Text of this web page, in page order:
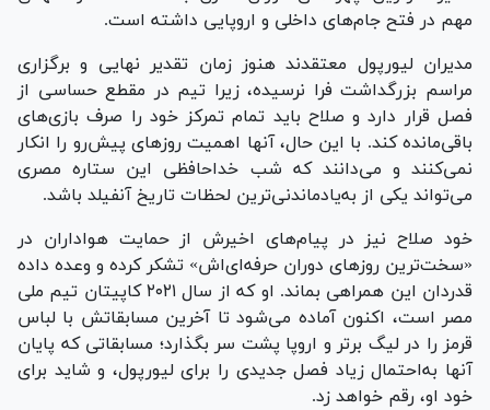
مهم در فتح جام‌های داخلی و اروپایی داشته است.
مدیران لیورپول معتقدند هنوز زمان تقدیر نهایی و برگزاری
مراسم بزرگداشت فرا نرسیده، زیرا تیم در مقطع حساسی از
فصل قرار دارد و صلاح باید تمام تمرکز خود را صرف بازی‌های
باقی‌مانده کند. با این حال، آنها اهمیت روز‌های پیش‌رو را انکار
نمی‌کنند و می‌دانند که شب خداحافظی این ستاره مصری
می‌تواند یکی از به‌یادماندنی‌ترین لحظات تاریخ آنفیلد باشد.
خود صلاح نیز در پیام‌های اخیرش از حمایت هواداران در
«سخت‌ترین روز‌های دوران حرفه‌ای‌اش» تشکر کرده و وعده داده
قدردان این همراهی بماند. او که از سال ۲۰۲۱ کاپیتان تیم ملی
مصر است، اکنون آماده می‌شود تا آخرین مسابقاتش با لباس
قرمز را در لیگ برتر و اروپا پشت سر بگذارد؛ مسابقاتی که پایان
آنها به‌احتمال زیاد فصل جدیدی را برای لیورپول، و شاید برای
خود او، رقم خواهد زد.